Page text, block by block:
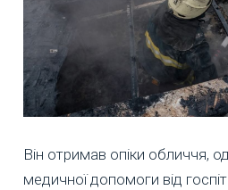
Він отримав опіки обличчя,
медичної допомоги від